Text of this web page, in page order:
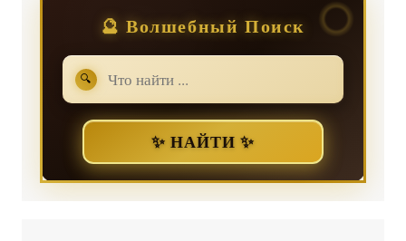
🔮 Волшебный Поиск
🔍
✨ НАЙТИ ✨